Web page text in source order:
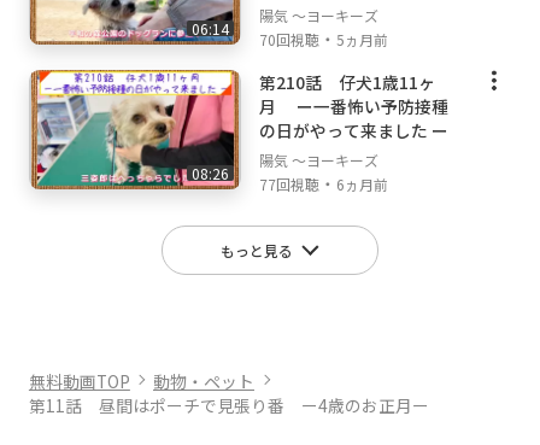
06:14
陽気 ～ヨーキーズ
70回視聴 ・5ヵ月前
08:26
第210話 仔犬1歳11ヶ
月 ー一番怖い予防接種
の日がやって来ました ー
陽気 ～ヨーキーズ
77回視聴 ・ 6ヵ月前
もっと見る
無料動画TOP
動物・ペット
第11話 昼間はポーチで見張り番 ー4歳のお正月ー